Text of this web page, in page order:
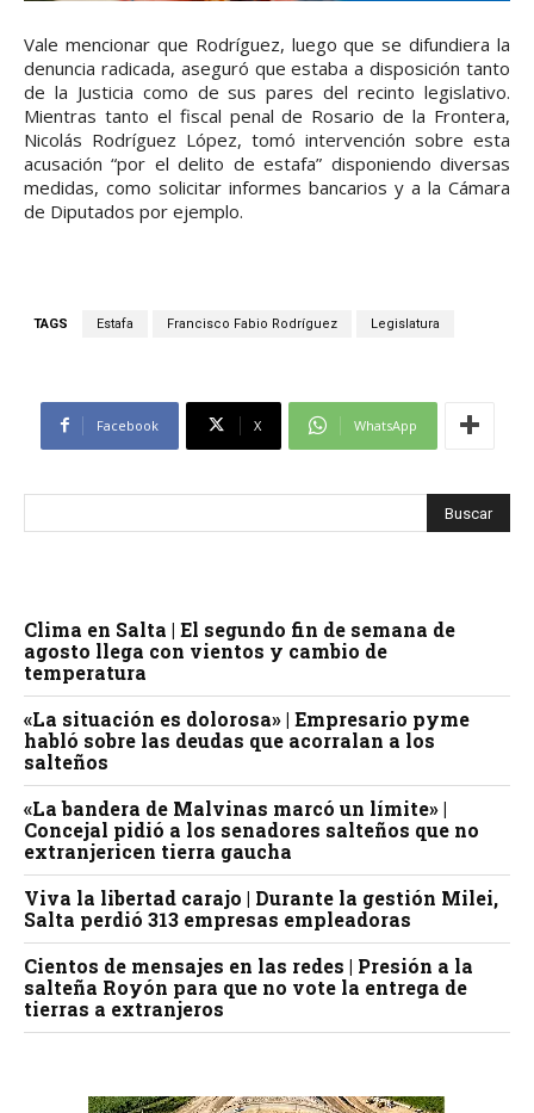
Vale mencionar que Rodríguez, luego que se difundiera la
denuncia radicada, aseguró que estaba a disposición tanto
de la Justicia como de sus pares del recinto legislativo.
Mientras tanto el fiscal penal de Rosario de la Frontera,
Nicolás Rodríguez López, tomó intervención sobre esta
acusación “por el delito de estafa” disponiendo diversas
medidas, como solicitar informes bancarios y a la Cámara
de Diputados por ejemplo.
TAGS Estafa Francisco Fabio Rodríguez Legislatura
Facebook X WhatsApp
Clima en Salta | El segundo fin de semana de
agosto llega con vientos y cambio de
temperatura
«La situación es dolorosa» | Empresario pyme
habló sobre las deudas que acorralan a los
salteños
«La bandera de Malvinas marcó un límite» |
Concejal pidió a los senadores salteños que no
extranjericen tierra gaucha
Viva la libertad carajo | Durante la gestión Milei,
Salta perdió 313 empresas empleadoras
Cientos de mensajes en las redes | Presión a la
salteña Royón para que no vote la entrega de
tierras a extranjeros